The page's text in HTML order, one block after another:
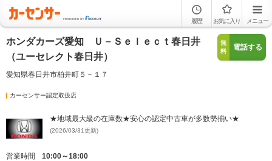
履歴 お気に入り メニュー
ホンダカーズ愛知 Ｕ－Ｓｅｌｅｃｔ春日井
（ユーセレクト春日井）
愛知県春日井市柏井町５－１７
無
料
電話する
カーセンサー認定取扱店
★地域最大級の在庫数★安心の認定中古車が多数勢揃い★
(2026/03/31更新)
営業時間
10:00～18:00